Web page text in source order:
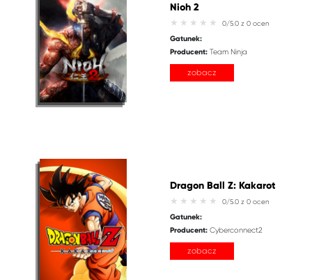
Nioh 2
0/5.0 z 0 ocen
Gatunek:
Producent: Team Ninja
zobacz
Dragon Ball Z: Kakarot
0/5.0 z 0 ocen
Gatunek:
Producent: Cyberconnect2
zobacz